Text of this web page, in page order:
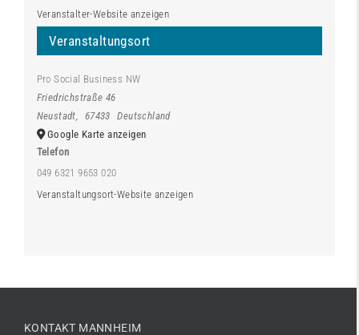
Veranstaltungsort
Pro Social Business NW
Friedrichstraße 46
Neustadt, 67433
Deutschland
Google Karte anzeigen
Telefon
049 6321 9653 020
Veranstaltungsort-Website anzeigen
Veranstalter-Website anzeigen
KONTAKT MANNHEIM